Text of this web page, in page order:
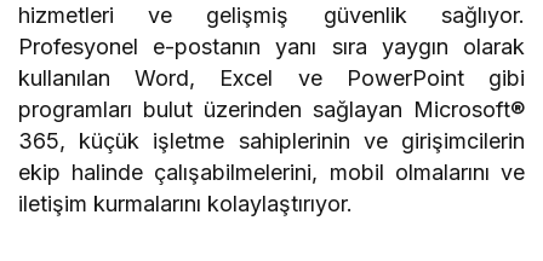
hizmetleri ve gelişmiş güvenlik sağlıyor.
Profesyonel e-postanın yanı sıra yaygın olarak
kullanılan Word, Excel ve PowerPoint gibi
programları bulut üzerinden sağlayan Microsoft®
365, küçük işletme sahiplerinin ve girişimcilerin
ekip halinde çalışabilmelerini, mobil olmalarını ve
iletişim kurmalarını kolaylaştırıyor.